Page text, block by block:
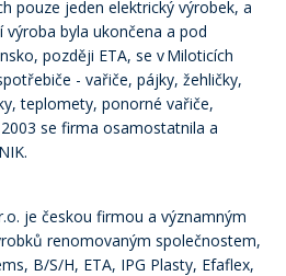
pouze jeden elektrický výrobek, a
byla ukončena a pod
později ETA, se v Miloticích
- vařiče, pájky, žehličky,
teplomety, ponorné vařiče,
se firma osamostatnila a
je českou firmou a významným
renomovaným společnostem,
B/S/H, ETA, IPG Plasty, Efaflex,